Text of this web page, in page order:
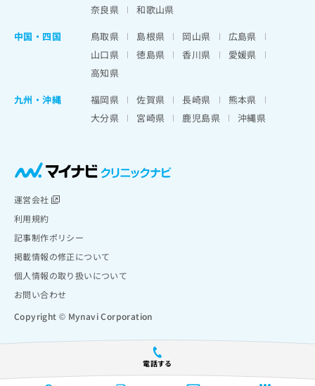
電話する
奈良県
和歌山県
中国・四国
鳥取県 島根県 岡山県
広島県
山口県
徳島県 香川県
愛媛県
高知県
九州・沖縄
福岡県 佐賀県 長崎県
熊本県
大分県
宮崎県 鹿児島県 沖縄県
運営会社
利用規約
記事制作ポリシー
掲載情報の修正について
個人情報の取り扱いについて
お問い合わせ
Copyright © Mynavi Corporation